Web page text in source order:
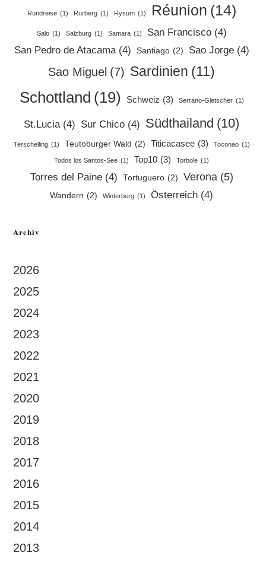
Rundreise (1) Rurberg (1) Rysum (1) Réunion (14)
Salo (1) Salzburg (1) Samara (1) San Francisco (4)
San Pedro de Atacama (4) Santiago (2) Sao Jorge (4)
Sao Miguel (7) Sardinien (11)
Schottland (19) Schweiz (3) Serrano-Gletscher (1)
St.Lucia (4) Sur Chico (4) Südthailand (10)
Terschelling (1) Teutoburger Wald (2) Titicacasee (3) Toconao (1)
Todos los Santos-See (1) Top10 (3) Torbole (1)
Torres del Paine (4) Tortuguero (2) Verona (5)
Wandern (2) Winterberg (1) Österreich (4)
Archiv
2026
2025
2024
2023
2022
2021
2020
2019
2018
2017
2016
2015
2014
2013